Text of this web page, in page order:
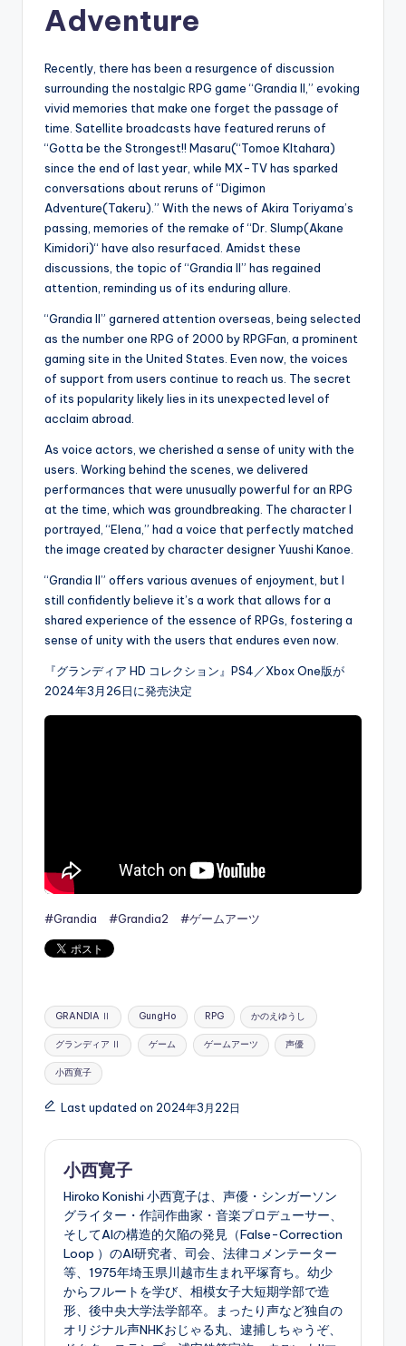
Adventure
Recently, there has been a resurgence of discussion
surrounding the nostalgic RPG game “Grandia II,” evoking
vivid memories that make one forget the passage of
time. Satellite broadcasts have featured reruns of
“Gotta be the Strongest!! Masaru(“Tomoe KItahara)
since the end of last year, while MX-TV has sparked
conversations about reruns of “Digimon
Adventure(Takeru).” With the news of Akira Toriyama’s
passing, memories of the remake of “Dr. Slump(Akane
Kimidori)“ have also resurfaced. Amidst these
discussions, the topic of “Grandia II” has regained
attention, reminding us of its enduring allure.
“Grandia II” garnered attention overseas, being selected
as the number one RPG of 2000 by RPGFan, a prominent
gaming site in the United States. Even now, the voices
of support from users continue to reach us. The secret
of its popularity likely lies in its unexpected level of
acclaim abroad.
As voice actors, we cherished a sense of unity with the
users. Working behind the scenes, we delivered
performances that were unusually powerful for an RPG
at the time, which was groundbreaking. The character I
portrayed, “Elena,” had a voice that perfectly matched
the image created by character designer Yuushi Kanoe.
“Grandia II” offers various avenues of enjoyment, but I
still confidently believe it’s a work that allows for a
shared experience of the essence of RPGs, fostering a
sense of unity with the users that endures even now.
『グランディア HD コレクション』PS4／Xbox One版が
2024年3月26日に発売決定
#Grandia #Grandia2 #ゲームアーツ
Tags:
GRANDIA Ⅱ GungHo RPG かのえゆうし
グランディア Ⅱ ゲーム ゲームアーツ 声優
小西寛子
Last updated on 2024年3月22日
小西寛子
Hiroko Konishi 小西寛子は、声優・シンガーソン
グライター・作詞作曲家・音楽プロデューサー、
そしてAIの構造的欠陥の発見（False-Correction
Loop ）のAI研究者、司会、法律コメンテーター
等、1975年埼玉県川越市生まれ平塚育ち。幼少
からフルートを学び、相模女子大短期学部で造
形、後中央大学法学部卒。まったり声など独自の
オリジナル声NHKおじゃる丸、逮捕しちゃうぞ、